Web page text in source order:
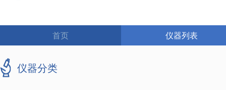
首页 仪器列表
仪器分类